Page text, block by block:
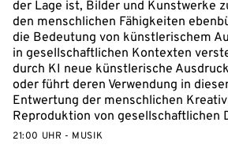
der Lage ist, Bilder und Kunstwerke
den menschlichen Fähigkeiten
die Bedeutung von künstlerischem
in gesellschaftlichen Kontexten
durch KI neue künstlerische
oder führt deren Verwendung in
Entwertung der menschlichen
Reproduktion von gesellschaftlichen
21:00 UHR - MUSIK